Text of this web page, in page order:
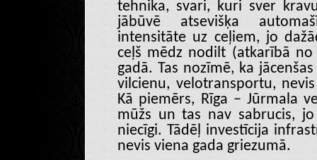
tehnika, svari, kuri sver
jābūvē atsevišķa
intensitāte uz ceļiem, jo
ceļš mēdz nodilt (atkarībā
gadā. Tas nozīmē, ka
vilcienu, velotransportu,
Kā piemērs, Rīga – Jūrmala
mūžs un tas nav sabrucis,
niecīgi. Tādēļ investīcija
nevis viena gada griezumā.